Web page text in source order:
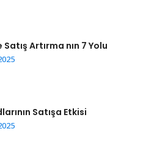
Artırma nın 7 Yolu
Satışa Etkisi